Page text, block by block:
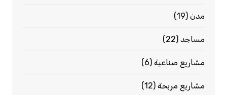
مدن(19)
مساجد(22)
مشاريع صناعية(6)
مشاريع مربحة(12)